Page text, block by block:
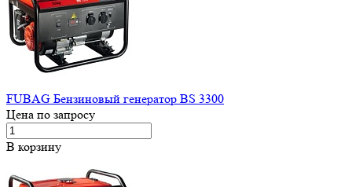
FUBAG Бензиновый генератор BS 3300
Цена по запросу
В корзину